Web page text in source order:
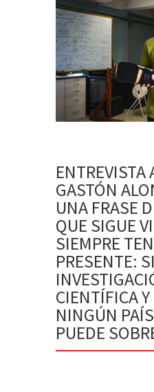
ENTREVISTA
GASTÓN
UNA FRASE
QUE SIGUE
SIEMPRE
PRESENTE:
CIENTÍFICA
NINGÚN
PUEDE